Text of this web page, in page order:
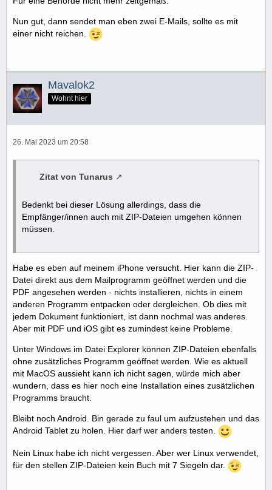
Nun gut, dann sendet man eben zwei E-Mails, sollte es mit
einer nicht reichen.
Mavalok2
Wohnt hier
26. Mai 2023 um 20:58
Zitat von Tunarus
Bedenkt bei dieser Lösung allerdings, dass die
Empfänger/innen auch mit ZIP-Dateien umgehen können
müssen.
Habe es eben auf meinem iPhone versucht. Hier kann die ZIP-
Datei direkt aus dem Mailprogramm geöffnet werden und die
PDF angesehen werden - nichts installieren, nichts in einem
anderen Programm entpacken oder dergleichen. Ob dies mit
jedem Dokument funktioniert, ist dann nochmal was anderes.
Aber mit PDF und iOS gibt es zumindest keine Probleme.
Unter Windows im Datei Explorer können ZIP-Dateien ebenfalls
ohne zusätzliches Programm geöffnet werden. Wie es aktuell
mit MacOS aussieht kann ich nicht sagen, würde mich aber
wundern, dass es hier noch eine Installation eines zusätzlichen
Programms braucht.
Bleibt noch Android. Bin gerade zu faul um aufzustehen und das
Android Tablet zu holen. Hier darf wer anders testen.
Nein Linux habe ich nicht vergessen. Aber wer Linux verwendet,
für den stellen ZIP-Dateien kein Buch mit 7 Siegeln dar.